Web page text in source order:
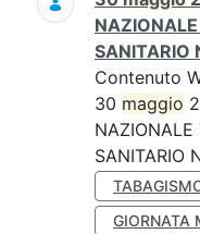
SANITARIO
Contenuto
30 maggio
NAZIONALE
SANITARIO
GIORNATA